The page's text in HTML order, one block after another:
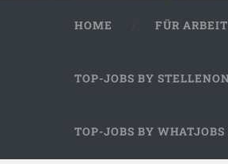
HOME FÜR
TOP-JOBS BY
TOP-JOBS BY WHATJOBS